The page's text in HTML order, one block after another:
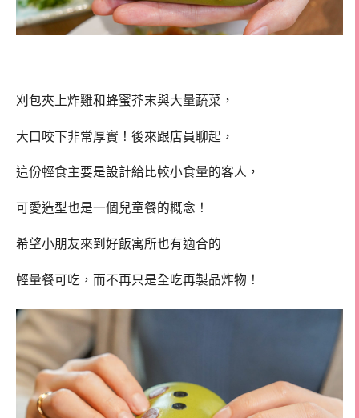
刈包夾上炸雞和蜂蜜芥末與大量蔬菜，
大口咬下非常厚實！後來跟店員聊起，
這份輕食主要是設計給比較小食量的客人，
可愛造型也是一個兒童餐的概念！
希望小朋友來到好飯寓所也有適合的
輕量餐可吃，而不再只是全吃再製品炸物！